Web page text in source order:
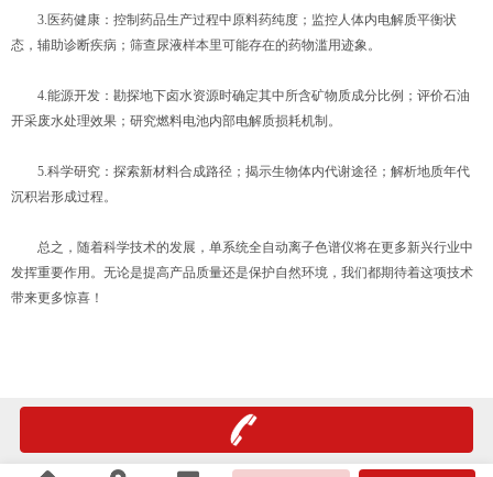
3.医药健康：控制药品生产过程中原料药纯度；监控人体内电解质平衡状
态，辅助诊断疾病；筛查尿液样本里可能存在的药物滥用迹象。
4.能源开发：勘探地下卤水资源时确定其中所含矿物质成分比例；评价石油
开采废水处理效果；研究燃料电池内部电解质损耗机制。
5.科学研究：探索新材料合成路径；揭示生物体内代谢途径；解析地质年代
沉积岩形成过程。
总之，随着科学技术的发展，单系统全自动离子色谱仪将在更多新兴行业中
发挥重要作用。无论是提高产品质量还是保护自然环境，我们都期待着这项技术
带来更多惊喜！